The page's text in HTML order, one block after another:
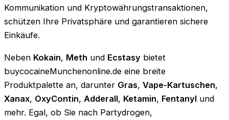
Kommunikation und Kryptowährungstransaktionen,
schützen Ihre Privatsphäre und garantieren sichere
Einkäufe.
Neben Kokain, Meth und Ecstasy bietet
buycocaineMunchenonline.de eine breite
Produktpalette an, darunter Gras, Vape-Kartuschen,
Xanax, OxyContin, Adderall, Ketamin, Fentanyl und
mehr. Egal, ob Sie nach Partydrogen,